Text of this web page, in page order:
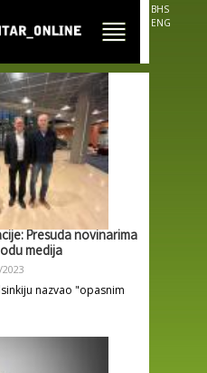
BHS
ENG
Presuda novinarima
medija
nazvao "opasnim